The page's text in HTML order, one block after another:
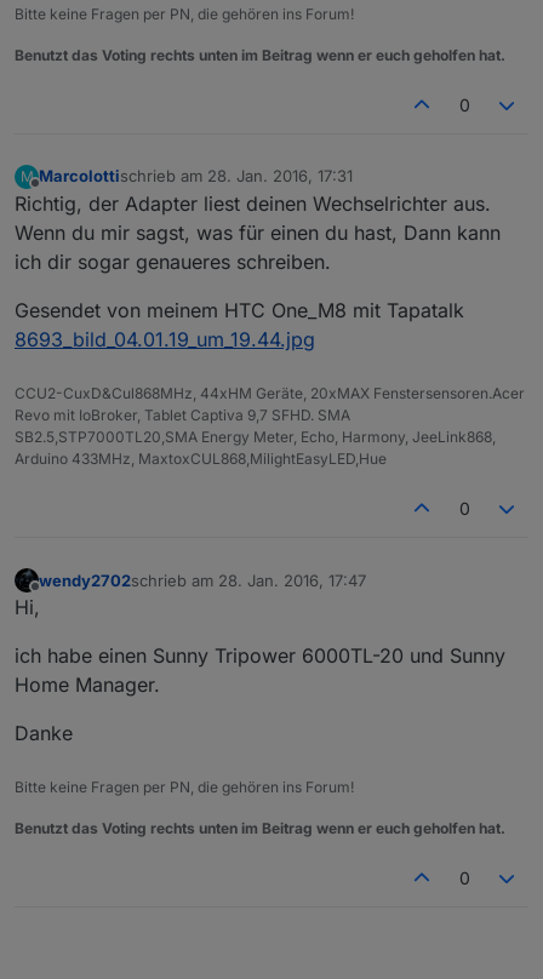
Bitte keine Fragen per PN, die gehören ins Forum!
Benutzt das Voting rechts unten im Beitrag wenn er euch geholfen hat.
0
M
Offline
Marcolottischrieb am 28. Jan. 2016, 17:31
zuletzt editiert von
Richtig, der Adapter liest deinen Wechselrichter aus.
Wenn du mir sagst, was für einen du hast, Dann kann
ich dir sogar genaueres schreiben.
Gesendet von meinem HTC One_M8 mit Tapatalk
8693_bild_04.01.19_um_19.44.jpg
CCU2-CuxD&Cul868MHz, 44xHM Geräte, 20xMAX Fenstersensoren.Acer
Revo mit IoBroker, Tablet Captiva 9,7 SFHD. SMA
SB2.5,STP7000TL20,SMA Energy Meter, Echo, Harmony, JeeLink868,
Arduino 433MHz, MaxtoxCUL868,MilightEasyLED,Hue
0
wendy2702schrieb am 28. Jan. 2016, 17:47
zuletzt editiert von
Hi,
ich habe einen Sunny Tripower 6000TL-20 und Sunny
Home Manager.
Danke
Bitte keine Fragen per PN, die gehören ins Forum!
Benutzt das Voting rechts unten im Beitrag wenn er euch geholfen hat.
0